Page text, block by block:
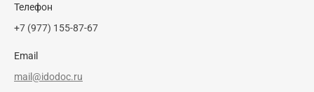
Телефон
+7 (977) 155-87-67
Email
mail@idodoc.ru